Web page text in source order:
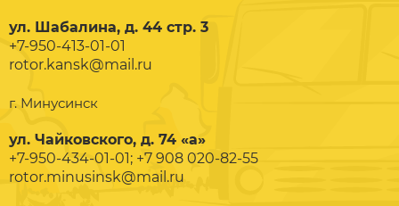
ул. Шабалина, д. 44 стр. 3
+7-950-413-01-01
rotor.kansk@mail.ru
г. Минусинск
ул. Чайковского, д. 74 «а»
+7-950-434-01-01; +7 908 020-82-55
rotor.minusinsk@mail.ru